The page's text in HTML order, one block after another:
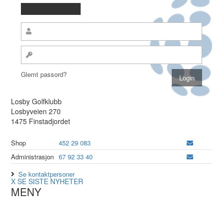
Glemt passord?
Losby Golfklubb
Losbyveien 270
1475 Finstadjordet
Shop
452 29 083
Administrasjon 67 92 33 40
Se kontaktpersoner
X SE SISTE NYHETER
MENY